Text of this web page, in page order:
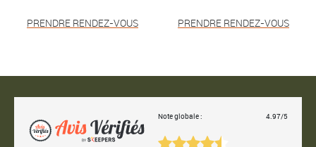
PRENDRE RENDEZ-VOUS PRENDRE RENDEZ-VOUS
Note globale : 4.97/5